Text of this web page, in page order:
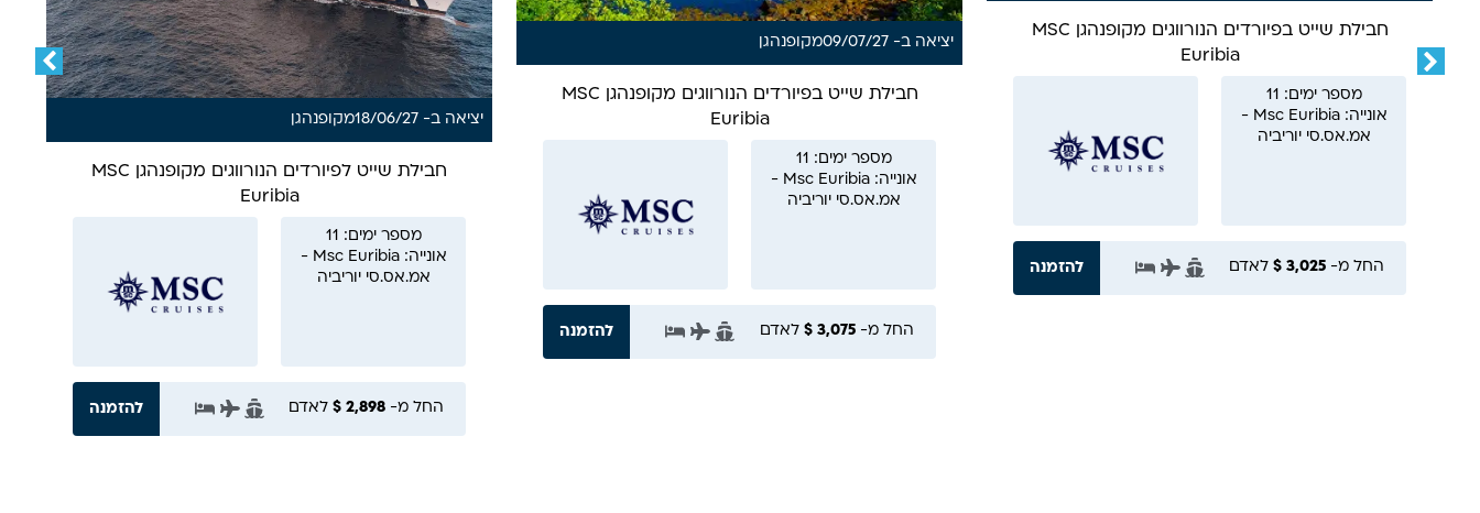
חבילת שייט בפיורדים הנורווגים מקופנהגן MSC
Euribia
מספר ימים: 11
אונייה: Msc Euribia -
אמ.אס.סי יוריביה
החל מ- לאדם להזמנה
יציאה ב- 09/07/27 מקופנהגן
חבילת שייט בפיורדים הנורווגים מקופנהגן MSC
Euribia
מספר ימים: 11
אונייה: Msc Euribia -
אמ.אס.סי יוריביה
החל מ- לאדם להזמנה
יציאה ב- 18/06/27 מקופנהגן
חבילת שייט לפיורדים הנורווגים מקופנהגן MSC
Euribia
מספר ימים: 11
אונייה: Msc Euribia -
אמ.אס.סי יוריביה
החל מ- לאדם להזמנה